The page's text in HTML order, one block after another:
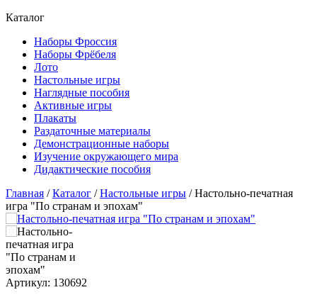
Каталог
Наборы Фроссия
Наборы Фрёбеля
Лото
Настольные игры
Наглядные пособия
Активные игры
Плакаты
Раздаточные материалы
Демонстрационные наборы
Изучение окружающего мира
Дидактические пособия
Главная /Каталог /Настольные игры /Настольно-печатная
игра "По странам и эпохам"
Артикул: 130692